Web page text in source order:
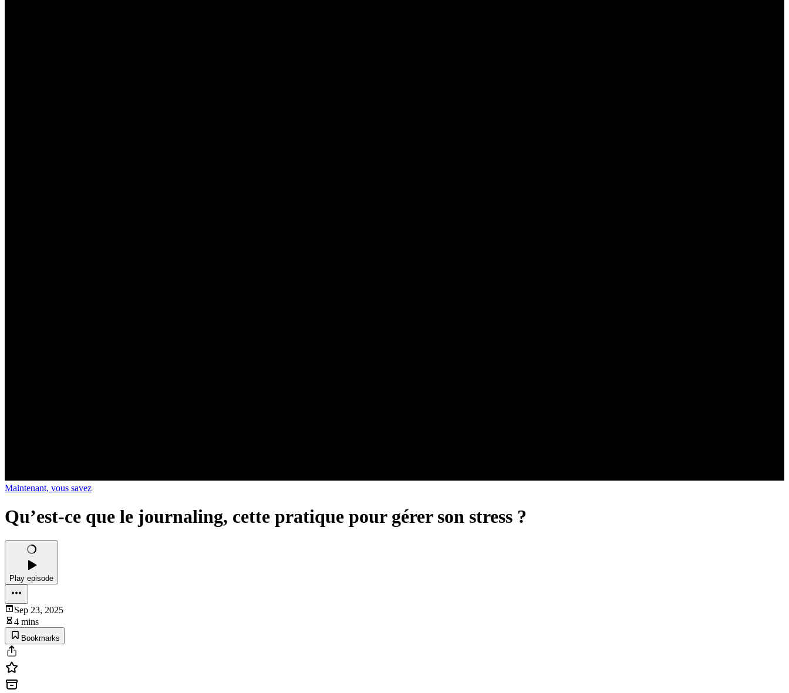
Maintenant, vous savez
Qu’est-ce que le journaling, cette pratique pour gérer son stress ?
Play episode
Sep 23, 2025
4 mins
Bookmarks